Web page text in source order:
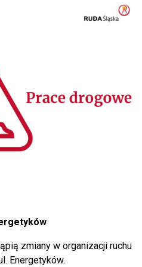
zmiany w organizacji ruchu
Energetyków.